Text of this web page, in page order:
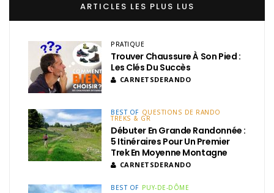
ARTICLES LES PLUS LUS
PRATIQUE
Trouver Chaussure À Son Pied :
Les Clés Du Succès
CARNETSDERANDO
BEST OF QUESTIONS DE RANDO
TREKS & GR
Débuter En Grande Randonnée :
5 Itinéraires Pour Un Premier
Trek En Moyenne Montagne
CARNETSDERANDO
BEST OF PUY-DE-DÔME